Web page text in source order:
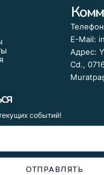
E-Mail:
Адрес:
Cd.,
событий!
ОТПРАВЛЯТЬ